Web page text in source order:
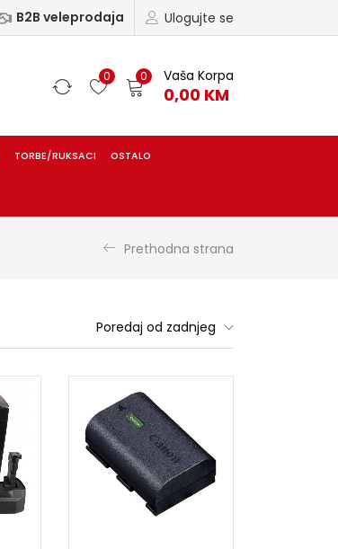
Ulogujte se
B2B veleprodaja
0 0 Vaša Korpa
0,00 KM
TORBE/RUKSACI OSTALO
Prethodna strana
Poredaj od zadnjeg